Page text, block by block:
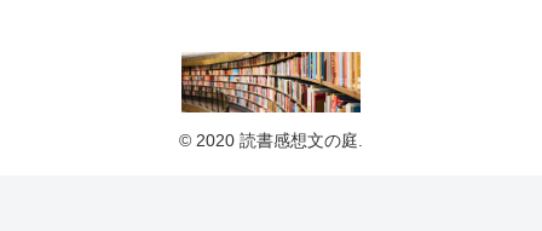
© 2020 読書感想文の庭.